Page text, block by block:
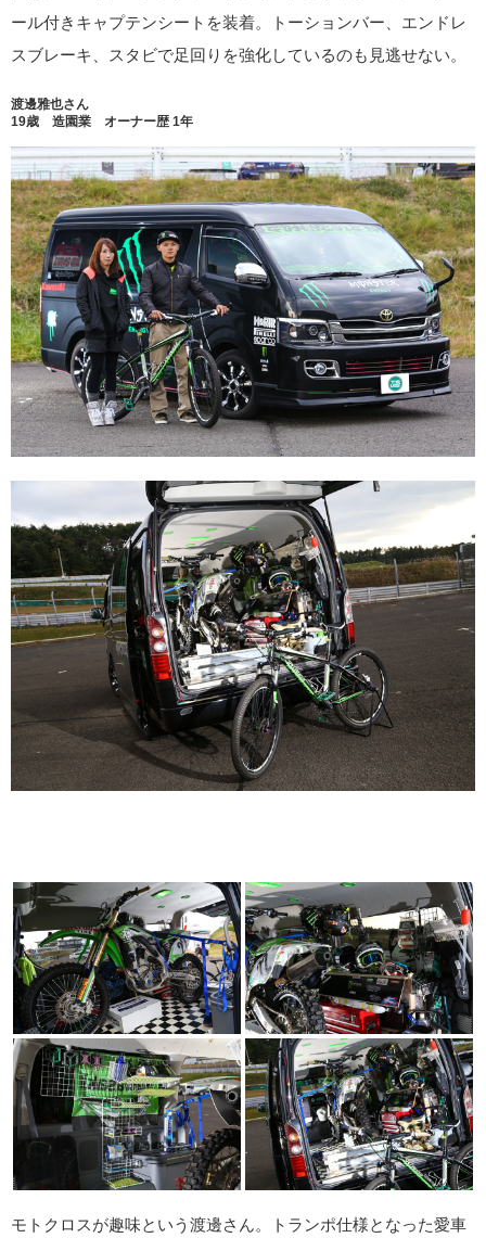
ール付きキャプテンシートを装着。トーションバー、エンドレ
スブレーキ、スタビで足回りを強化しているのも見逃せない。
渡邊雅也さん
19歳 造園業 オーナー歴 1年
モトクロスが趣味という渡邊さん。トランポ仕様となった愛車